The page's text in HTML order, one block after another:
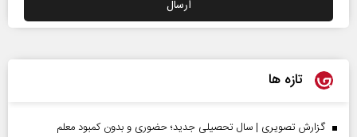
تازه ها
گزارش تصویری | سال تحصیلی جدید؛ حضوری و بدون کمبود معلم